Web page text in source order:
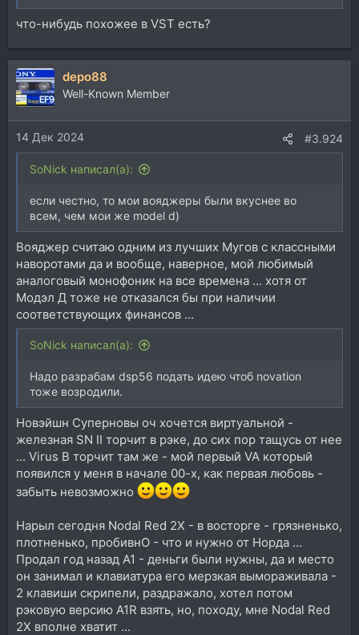
что-нибудь похожее в VST есть?
depo88
Well-Known Member
14 Дек 2024 #3.924
SoNick написал(а):
если честно, то мои вояджеры были вкуснее во
всем, чем мои же model d)
Вояджер считаю одним из лучших Мугов с классными
наворотами да и вообще, наверное, мой любимый
аналоговый монофоник на все времена ... хотя от
Модэл Д тоже не отказался бы при наличии
соответствующих финансов ...
SoNick написал(а):
Надо разрабам dsp56 подать идею чтоб novation
тоже возродили.
Новэйшн Суперновы оч хочется виртуальной -
железная SN II торчит в рэке, до сих пор тащусь от нее
... Virus B торчит там же - мой первый VA который
появился у меня в начале 00-х, как первая любовь -
забыть невозможно
Нарыл сегодня Nodal Red 2X - в восторге - грязненько,
плотненько, пробивнО - что и нужно от Норда ...
Продал год назад А1 - деньги были нужны, да и место
он занимал и клавиатура его мерзкая вымораживала -
2 клавиши скрипели, раздражало, хотел потом
рэковую версию А1R взять, но, походу, мне Nodal Red
2X вполне хватит ...